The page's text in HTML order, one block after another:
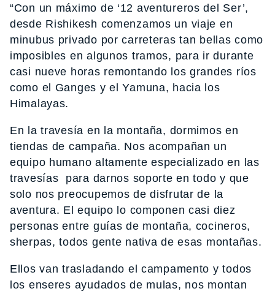
“Con un máximo de ‘12 aventureros del Ser’,
desde Rishikesh comenzamos un viaje en
minubus privado por carreteras tan bellas como
imposibles en algunos tramos, para ir durante
casi nueve horas remontando los grandes ríos
como el Ganges y el Yamuna, hacia los
Himalayas.
En la travesía en la montaña, dormimos en
tiendas de campaña. Nos acompañan un
equipo humano altamente especializado en las
travesías para darnos soporte en todo y que
solo nos preocupemos de disfrutar de la
aventura. El equipo lo componen casi diez
personas entre guías de montaña, cocineros,
sherpas, todos gente nativa de esas montañas.
Ellos van trasladando el campamento y todos
los enseres ayudados de mulas, nos montan